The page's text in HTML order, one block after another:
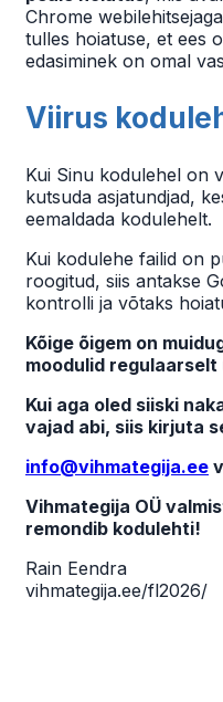
Chrome
tulles hoiatuse, et ees
edasiminek on omal
Viirus
Kui Sinu kodulehel on
kutsuda asjatundjad,
eemaldada kodulehelt.
Kui kodulehe failid on
roogitud, siis antakse
kontrolli ja võtaks
Kõige õigem on
moodulid
Kui aga oled siiski
vajad abi, siis kirjuta
info@vihmategija.ee
Vihmategija OÜ
remondib kodulehti!
Rain Eendra
vihmategija.ee/fl2026/